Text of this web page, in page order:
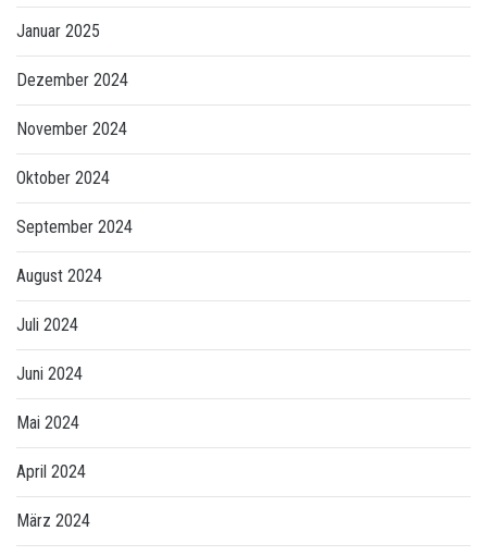
Januar 2025
Dezember 2024
November 2024
Oktober 2024
September 2024
August 2024
Juli 2024
Juni 2024
Mai 2024
April 2024
März 2024